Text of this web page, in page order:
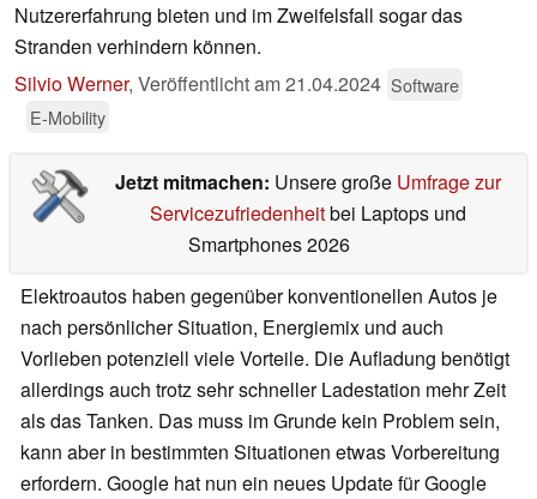
Nutzererfahrung bieten und im Zweifelsfall sogar das
Stranden verhindern können.
Silvio Werner, Veröffentlicht am21.04.2024 Software
E-Mobility
Jetzt mitmachen: Unsere große Umfrage zur
Servicezufriedenheitbei Laptops und
Smartphones 2026
Elektroautos haben gegenüber konventionellen Autos je
nach persönlicher Situation, Energiemix und auch
Vorlieben potenziell viele Vorteile. Die Aufladung benötigt
allerdings auch trotz sehr schneller Ladestation mehr Zeit
als das Tanken. Das muss im Grunde kein Problem sein,
kann aber in bestimmten Situationen etwas Vorbereitung
erfordern. Google hat nun ein neues Update für Google